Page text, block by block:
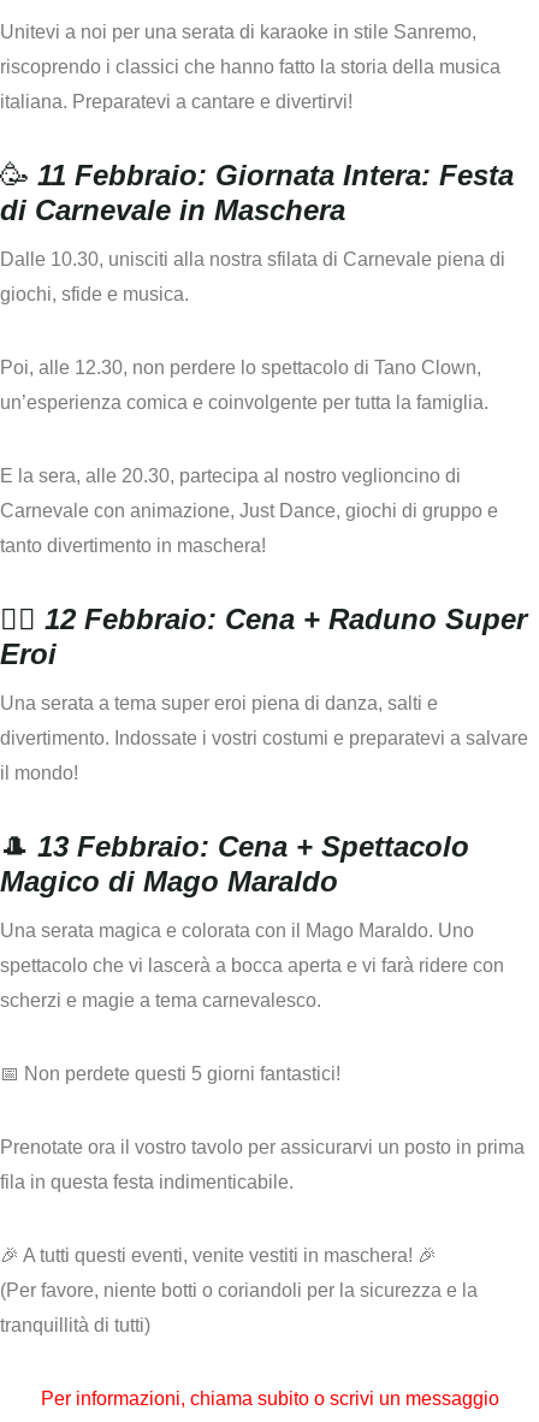
Unitevi a noi per una serata di karaoke in stile Sanremo,
riscoprendo i classici che hanno fatto la storia della musica
italiana. Preparatevi a cantare e divertirvi!
🥳 11 Febbraio: Giornata Intera: Festa
di Carnevale in Maschera
Dalle 10.30, unisciti alla nostra sfilata di Carnevale piena di
giochi, sfide e musica.
Poi, alle 12.30, non perdere lo spettacolo di Tano Clown,
un’esperienza comica e coinvolgente per tutta la famiglia.
E la sera, alle 20.30, partecipa al nostro veglioncino di
Carnevale con animazione, Just Dance, giochi di gruppo e
tanto divertimento in maschera!
🦸‍♂️ 12 Febbraio: Cena + Raduno Super
Eroi
Una serata a tema super eroi piena di danza, salti e
divertimento. Indossate i vostri costumi e preparatevi a salvare
il mondo!
🎩 13 Febbraio: Cena + Spettacolo
Magico di Mago Maraldo
Una serata magica e colorata con il Mago Maraldo. Uno
spettacolo che vi lascerà a bocca aperta e vi farà ridere con
scherzi e magie a tema carnevalesco.
📅 Non perdete questi 5 giorni fantastici!
Prenotate ora il vostro tavolo per assicurarvi un posto in prima
fila in questa festa indimenticabile.
🎉 A tutti questi eventi, venite vestiti in maschera! 🎉
(Per favore, niente botti o coriandoli per la sicurezza e la
tranquillità di tutti)
Per informazioni, chiama subito o scrivi un messaggio